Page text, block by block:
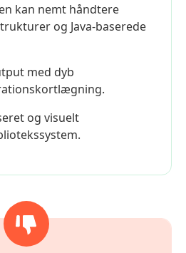
kan nemt håndtere
og Java-baserede
med dyb
og visuelt